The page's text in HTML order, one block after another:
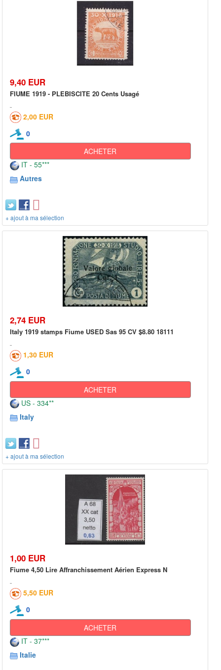
9,40 EUR
FIUME 1919 - PLEBISCITE 20 Cents Usagé
2,00 EUR
0
ACHETER
IT - 55***
Autres
+ ajout à ma sélection
2,74 EUR
Italy 1919 stamps Fiume USED Sas 95 CV $8.80 18111
1,30 EUR
0
ACHETER
US - 334**
Italy
+ ajout à ma sélection
1,00 EUR
Fiume 4,50 Lire Affranchissement Aérien Express N
5,50 EUR
0
ACHETER
IT - 37***
Italie